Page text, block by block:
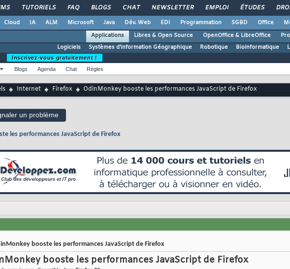
TUTORIELS FAQ BLOGS CHAT NEWSLETTER EMPLOI ÉTUDES
Cloud IA ALM Microsoft Java Dév. Web EDI Programmation SGBD Office
Applications
Libres & Open Source OpenOffice & LibreOffice
Logiciels
Systèmes d'information Géographique Robotique Bioinformatique
Inscrivez-vous gratuitement !
Blogs Agenda Chat Règles
Internet Firefox OdinMonkey booste les performances JavaScript de Firefox
un problème
les performances JavaScript de Firefox
booste les performances JavaScript de Firefox
booste les performances JavaScript de Firefox